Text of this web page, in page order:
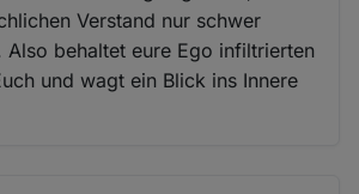
Verstand nur schwer
behaltet eure Ego infiltrierten
und wagt ein Blick ins Innere